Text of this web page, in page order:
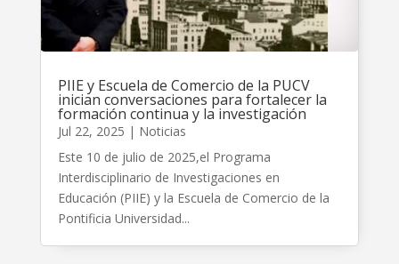
PIIE y Escuela de Comercio de la PUCV
inician conversaciones para fortalecer la
formación continua y la investigación
Jul 22, 2025 | Noticias
Este 10 de julio de 2025,el Programa
Interdisciplinario de Investigaciones en
Educación (PIIE) y la Escuela de Comercio de la
Pontificia Universidad...